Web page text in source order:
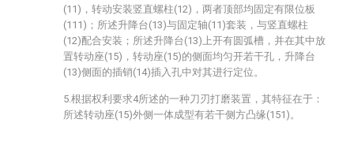
(11)，转动安装竖直螺柱(12)，两者顶部均固定有限位板
(111)；所述升降台(13)与固定轴(11)套装，与竖直螺柱
(12)配合安装；所述升降台(13)上开有圆弧槽，并在其中放
置转动座(15)，转动座(15)的侧面均匀开若干孔，升降台
(13)侧面的插销(14)插入孔中对其进行定位。
5.根据权利要求4所述的一种刀刃打磨装置，其特征在于：
所述转动座(15)外侧一体成型有若干侧方凸缘(151)。